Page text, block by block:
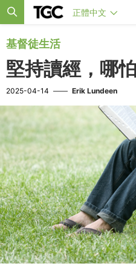
正體中文
基督徒生活
堅持讀經，哪
2025-04-14 —— Erik Lundeen